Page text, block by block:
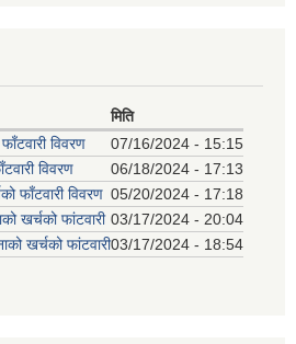
मिति
विवरण
07/16/2024 - 15:15
विवरण
06/18/2024 - 17:13
फाँटवारी विवरण 05/20/2024 - 17:18
खर्चको फांटवारी 03/17/2024 - 20:04
खर्चको फांटवारी03/17/2024 - 18:54